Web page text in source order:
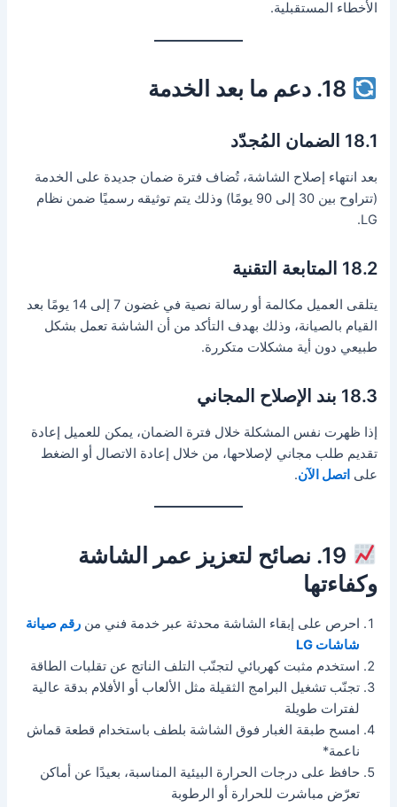
الأخطاء المستقبلية.
18.1 الضمان المُجدّد
بعد انتهاء إصلاح الشاشة، تُضاف فترة ضمان جديدة على الخدمة
(تتراوح بين 30 إلى 90 يومًا) وذلك يتم توثيقه رسميًا ضمن نظام
LG.
18.2 المتابعة التقنية
يتلقى العميل مكالمة أو رسالة نصية في غضون 7 إلى 14 يومًا بعد
القيام بالصيانة، وذلك بهدف التأكد من أن الشاشة تعمل بشكل
طبيعي دون أية مشكلات متكررة.
18.3 بند الإصلاح المجاني
إذا ظهرت نفس المشكلة خلال فترة الضمان، يمكن للعميل إعادة
تقديم طلب مجاني لإصلاحها، من خلال إعادة الاتصال أو الضغط
على اتصل الآن.
19. نصائح لتعزيز عمر الشاشة
وكفاءتها
احرص على إبقاء الشاشة محدثة عبر خدمة فني منرقم صيانة
شاشات LG
استخدم مثبت كهربائي لتجنّب التلف الناتج عن تقلبات الطاقة
تجنّب تشغيل البرامج الثقيلة مثل الألعاب أو الأفلام بدقة عالية
لفترات طويلة
امسح طبقة الغبار فوق الشاشة بلطف باستخدام قطعة قماش
ناعمة*
حافظ على درجات الحرارة البيئية المناسبة، بعيدًا عن أماكن
تعرّض مباشرت للحرارة أو الرطوبة